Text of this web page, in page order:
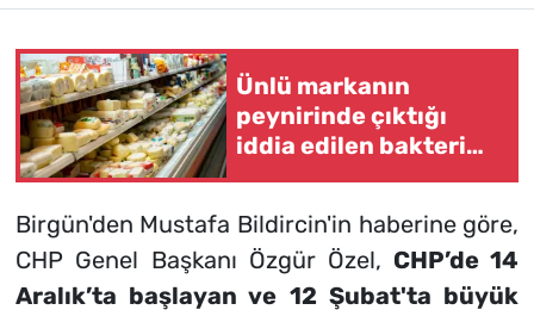
Ünlü markanın
peynirinde çıktığı
iddia edilen bakteri
Birgün'den Mustafa Bildircin'in haberine göre,
CHP Genel Başkanı Özgür Özel, CHP’de 14
Aralık’ta başlayan ve 12 Şubat'ta büyük